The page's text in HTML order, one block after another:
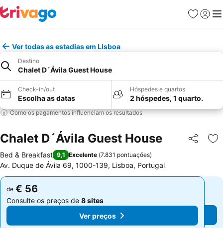
Favoritos
Iniciar
Ver todas as estadias em Lisboa
Destino
Chalet D´Ávila Guest House
Check-in/out
Escolha as datas
Hóspedes e quartos
2 hóspedes, 1 quarto.
Como os pagamentos influenciam os resultados
Chalet D´Ávila Guest House Partilhar
Bed & Breakfast 9,1 Excelente (7.831 pontuações)
Av. Duque de Ávila 69, 1000-139, Lisboa, Portugal
de € 56
Consulte os preços de 8 sites
Ver preços
de € 56
Consulte os preços de 8 sites
Ver preços